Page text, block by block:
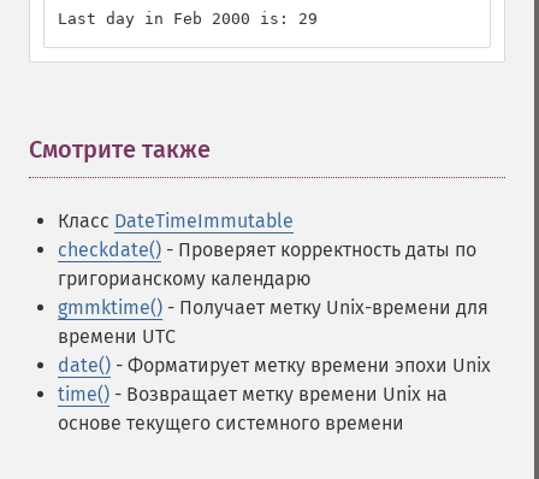
Last day in Feb 2000 is: 29
Смотрите также
Класс DateTimeImmutable
checkdate() - Проверяет корректность даты по
григорианскому календарю
gmmktime() - Получает метку Unix-времени для
времени UTC
date() - Форматирует метку времени эпохи Unix
time() - Возвращает метку времени Unix на
основе текущего системного времени